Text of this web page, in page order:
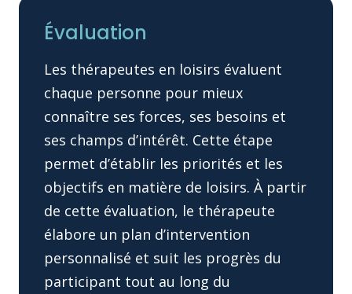
Évaluation
Les thérapeutes en loisirs évaluent
chaque personne pour mieux
connaître ses forces, ses besoins et
ses champs d’intérêt. Cette étape
permet d’établir les priorités et les
objectifs en matière de loisirs. À partir
de cette évaluation, le thérapeute
élabore un plan d’intervention
personnalisé et suit les progrès du
participant tout au long du